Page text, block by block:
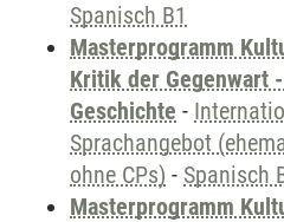
Spanisch B1
Masterprogramm
Kritik der Gegenwart
Geschichte -
Sprachangebot
ohne CPs) - Spanisch
Masterprogramm